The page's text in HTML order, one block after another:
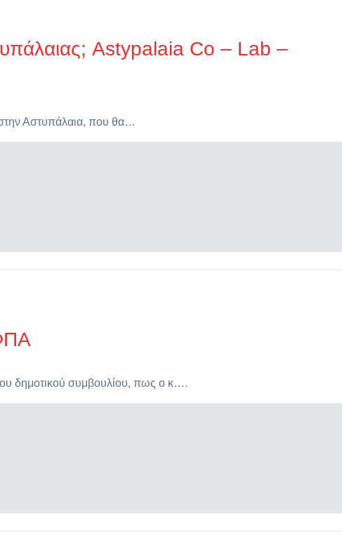
Astypalaia Co – Lab –
στην Αστυπάλαια, που θα…
δημοτικού συμβουλίου, πως ο κ….